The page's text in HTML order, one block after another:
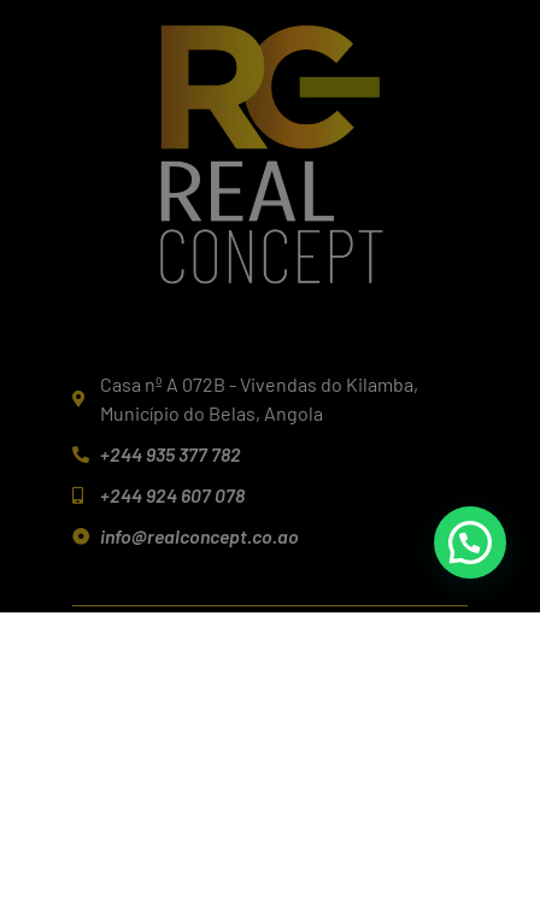
Casa nº A 072B - Vivendas do Kilamba,
Município do Belas, Angola
+244 935 377 782
+244 924 607 078
info@realconcept.co.ao